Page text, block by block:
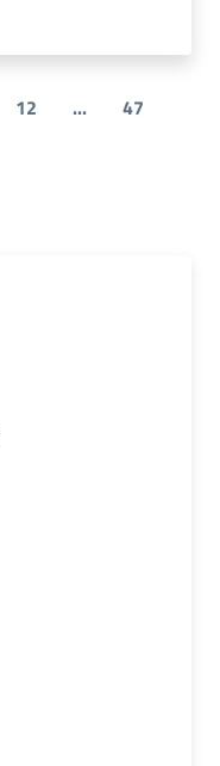
12 ... 47